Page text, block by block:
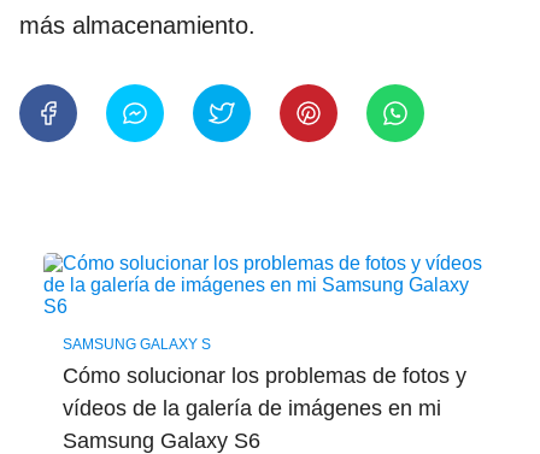
más almacenamiento.
SAMSUNG GALAXY S
Cómo solucionar los problemas de fotos y
vídeos de la galería de imágenes en mi
Samsung Galaxy S6